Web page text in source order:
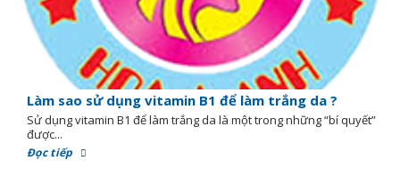
Làm sao sử dụng vitamin B1 để làm trắng da ?
Sử dụng vitamin B1 để làm trắng da là một trong những “bí quyết”
được...
Đọc tiếp